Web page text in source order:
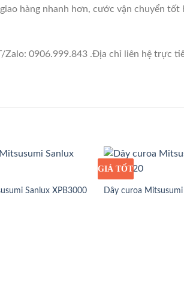
hàng nhanh hơn, cước vận chuyển tốt
Zalo: 0906.999.843 .Địa chỉ liên hệ trực
Sanlux XPB3000
GIÁ SỈ
GIÁ TỐT
Dây curoa